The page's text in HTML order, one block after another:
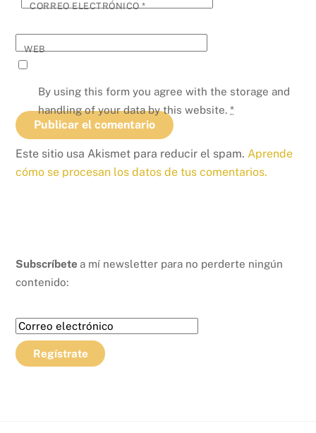
CORREO ELECTRÓNICO*
WEB
By using this form you agree with the storage and
handling of your data by this website.*
Este sitio usa Akismet para reducir el spam. Aprende
cómo se procesan los datos de tus comentarios.
Subscríbete a mí newsletter para no perderte ningún
contenido: